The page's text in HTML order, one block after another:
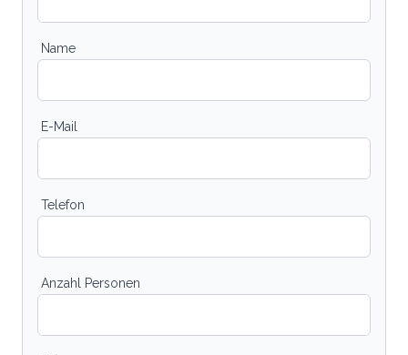
Name
E-Mail
Telefon
Anzahl Personen